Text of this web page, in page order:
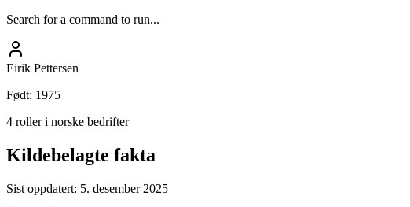
Search for a command to run...
Eirik Pettersen
Født: 1975
4 roller i norske bedrifter
Kildebelagte fakta
Sist oppdatert: 5. desember 2025